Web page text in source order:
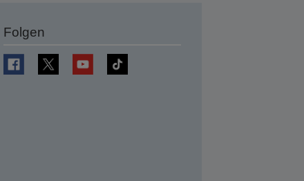
Folgen